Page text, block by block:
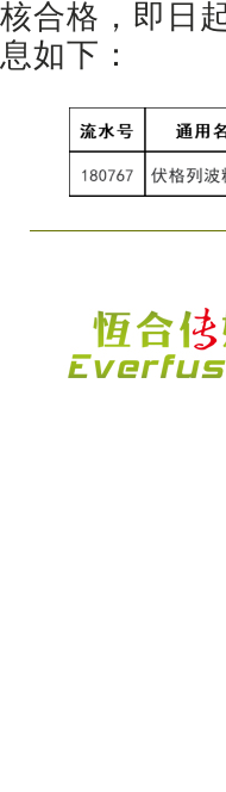
核合格，即日
息如下：